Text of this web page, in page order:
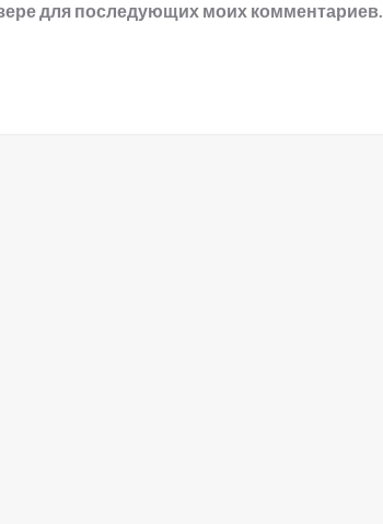
для последующих моих комментариев.